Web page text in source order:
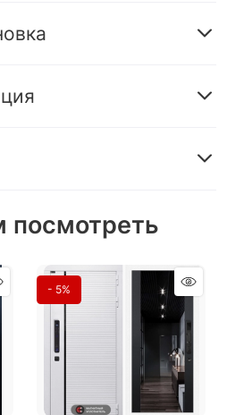
посмотреть
- 5%